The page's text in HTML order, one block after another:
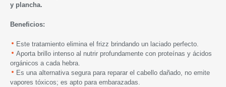
y plancha.
Beneficios:
Este tratamiento elimina el frizz brindando un laciado perfecto.
Aporta brillo intenso al nutrir profundamente con proteínas y ácidos
orgánicos a cada hebra.
Es una alternativa segura para reparar el cabello dañado, no emite
vapores tóxicos; es apto para embarazadas.